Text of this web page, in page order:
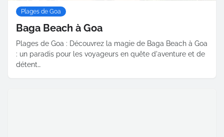
Plages de Goa
Baga Beach à Goa
Plages de Goa : Découvrez la magie de Baga Beach à Goa
: un paradis pour les voyageurs en quête d'aventure et de
détent…